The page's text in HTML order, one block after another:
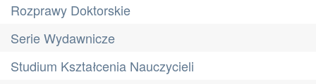
Rozprawy Doktorskie
Serie Wydawnicze
Studium Kształcenia Nauczycieli